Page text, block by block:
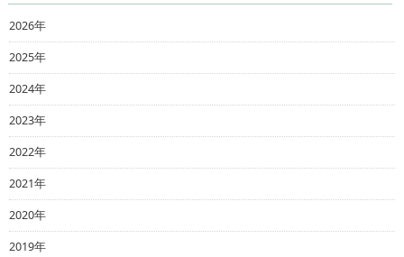
2026年
2025年
2024年
2023年
2022年
2021年
2020年
2019年